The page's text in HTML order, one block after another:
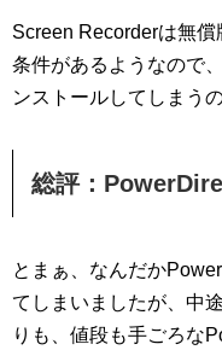
Screen Recorderは無
条件があるようなので
ンストールしてしまう
総評：
とまぁ、なんだか
てしまいましたが、中
りも、値段も手ごろな